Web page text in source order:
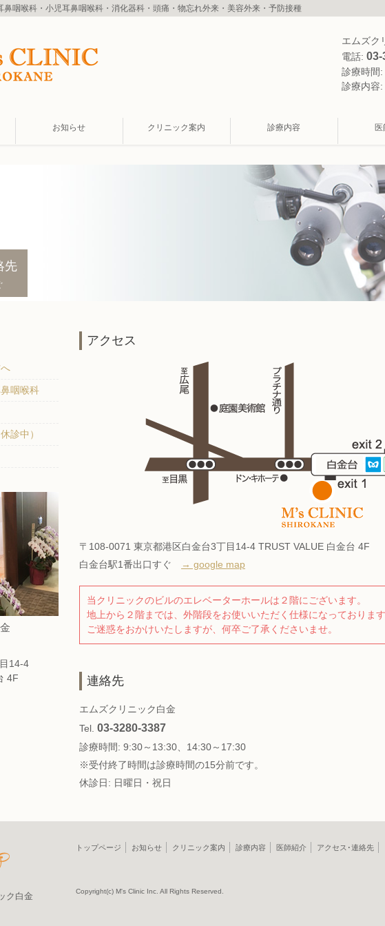
鼻咽喉科・小児耳鼻咽喉科・消化器科・頭痛・物忘れ外来・美容外来・予防接種
エムズク
電話: 03-
診療時間:
診療内容:
お知らせ クリニック案内 診療内容
先
アクセス
〒108-0071 東京都港区白金台3丁目14-4 TRUST VALUE 白金台 4F
白金台駅1番出口すぐ
→ google map
当クリニックのビルのエレベーターホールは２階にございます。
地上から２階までは、外階段をお使いいただく仕様になっておりま
ご迷惑をおかけいたしますが、何卒ご了承くださいませ。
連絡先
エムズクリニック白金
Tel. 03-3280-3387
診療時間: 9:30～13:30、14:30～17:30
※受付終了時間は診療時間の15分前です。
休診日: 日曜日・祝日
咽喉科
診中）
14-4
4F
ク白金
トップページ お知らせ クリニック案内 診療内容 医師紹介 アクセス･連絡先
Copyright(c) M's Clinic Inc. All Rights Reserved.